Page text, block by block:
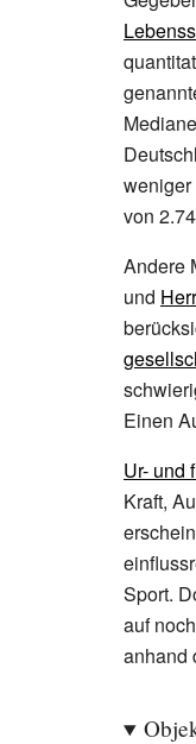
weniger
von
Andere
und
Einen
Ur- und
Kraft,
Sport.
auf
anhand